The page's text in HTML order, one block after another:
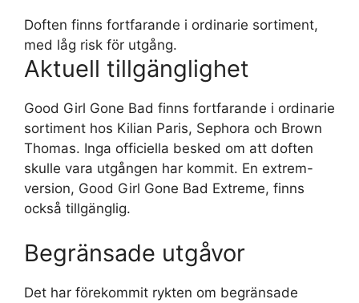
Doften finns fortfarande i ordinarie sortiment,
med låg risk för utgång.
Aktuell tillgänglighet
Good Girl Gone Bad finns fortfarande i ordinarie
sortiment hos Kilian Paris, Sephora och Brown
Thomas. Inga officiella besked om att doften
skulle vara utgången har kommit. En extrem-
version, Good Girl Gone Bad Extreme, finns
också tillgänglig.
Begränsade utgåvor
Det har förekommit rykten om begränsade